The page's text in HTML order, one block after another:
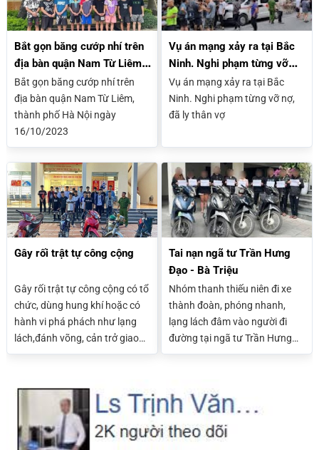
khi đang lẩn trốn tại tỉnh Thái
Bình.
Bắt gọn băng cướp nhí trên
địa bàn quận Nam Từ Liêm,
thành phố Hà Nội
Bắt gọn băng cướp nhí trên
địa bàn quận Nam Từ Liêm,
thành phố Hà Nội ngày
16/10/2023
Vụ án mạng xảy ra tại Bắc
Ninh. Nghi phạm từng vỡ
nợ, đã ly thân vợ
Vụ án mạng xảy ra tại Bắc
Ninh. Nghi phạm từng vỡ nợ,
đã ly thân vợ
Gây rối trật tự công cộng
Gây rối trật tự công cộng có tổ
chức, dùng hung khí hoặc có
hành vi phá phách như lạng
lách,đánh võng, cản trở giao
thông......có thể vị xử phạt từ
Tai nạn ngã tư Trần Hưng
Đạo - Bà Triệu
Nhóm thanh thiếu niên đi xe
thành đoàn, phóng nhanh,
lạng lách đâm vào người đi
đường tại ngã tư Trần Hưng
Đạo - Bà Triệu khiến 1 người tử
pháp lý nhóm thanh thiếu niên
nạn là như thế nào?